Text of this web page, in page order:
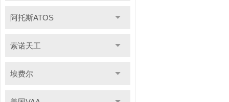
阿托斯ATOS
索诺天工
埃费尔